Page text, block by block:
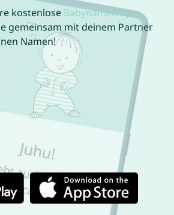
kostenlose Babynamen App
gemeinsam mit deinem Partner
Namen!